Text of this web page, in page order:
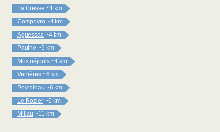
La Cresse ~1 km
Compeyre ~4 km
Aguessac ~4 km
Paulhe ~5 km
Mostuéjouls ~4 km
Verrières ~6 km
Peyreleau ~6 km
Le Rozier ~6 km
Millau ~11 km